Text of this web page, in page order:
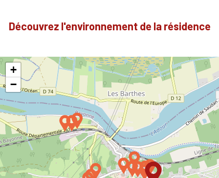
Découvrez l'environnement de la résidence
+
−